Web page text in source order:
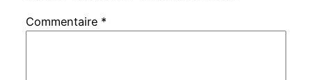
Commentaire *